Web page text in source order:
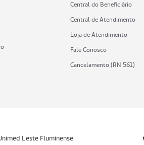
Central do Beneficiário
Central de Atendimento
Loja de Atendimento
Fale Conosco
Cancelamento (RN 561)
Leste Fluminense